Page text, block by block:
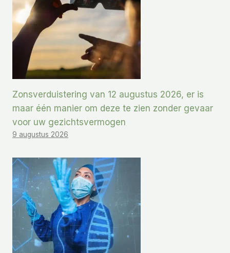
Zonsverduistering van 12 augustus 2026, er is
maar één manier om deze te zien zonder gevaar
voor uw gezichtsvermogen
9 augustus 2026